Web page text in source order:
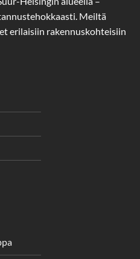
Meiltä
erilaisiin rakennuskohteisiin